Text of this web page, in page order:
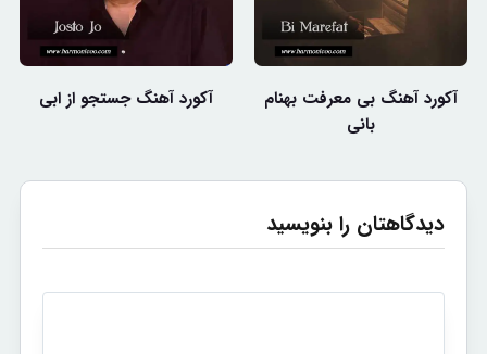
آکورد آهنگ بی معرفت بهنام
بانی
آکورد آهنگ جستجو از ابی
دیدگاهتان را بنویسید